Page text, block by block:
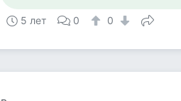
5 лет 0 0